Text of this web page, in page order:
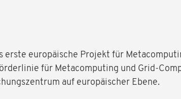
erste europäische Projekt für
für Metacomputing und Grid-
auf europäischer Ebene.